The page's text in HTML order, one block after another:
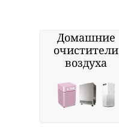
Домашние
очистители
воздуха